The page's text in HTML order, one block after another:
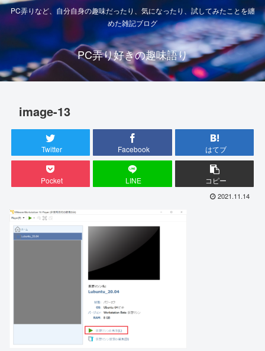
PC弄りなど、自分自身の趣味だったり、気になったり、試してみたことを纏
めた雑記ブログ
PC弄り好きの趣味語り
image-13
Twitter Facebook はてブ
Pocket LINE コピー
2021.11.14